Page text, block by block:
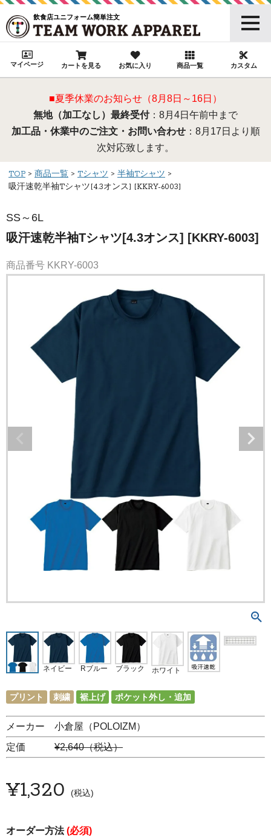
飲食店ユニフォーム簡単注文
マイページ カートを見る お気に入り 商品一覧 カスタム
■夏季休業のお知らせ（8月8日～16日）
無地（加工なし）最終受付：8月4日午前中まで
加工品・休業中のご注文・お問い合わせ：8月17日より順
次対応致します。
TOP 商品一覧 Tシャツ
半袖Tシャツ
吸汗速乾半袖Tシャツ[4.3オンス] [KKRY-6003]
SS～6L
吸汗速乾半袖Tシャツ[4.3オンス] [KKRY-6003]
商品番号 KKRY-6003
ネイビー Rブルー ブラック ホワイト
プリント 刺繍 裾上げ ポケット外し・追加
メーカー 小倉屋（POLOIZM）
定価 ¥2,640（税込）
¥1,320 税込
オーダー方法(必須)